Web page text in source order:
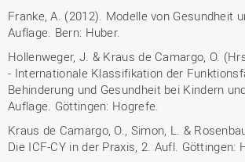
Franke, A. (2012). Modelle von Gesundheit
Auflage. Bern: Huber.
Hollenweger, J. & Kraus de Camargo, O.
- Internationale Klassifikation der
Behinderung und Gesundheit bei Kindern
Auflage. Göttingen: Hogrefe.
Kraus de Camargo, O., Simon, L. &
Die ICF-CY in der Praxis, 2. Aufl. Göttingen: